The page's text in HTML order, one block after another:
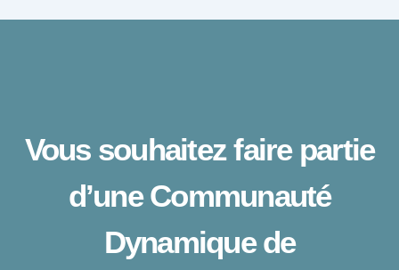
Vous souhaitez faire partie
d’une Communauté
Dynamique de